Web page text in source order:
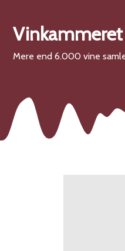
Vinkammeret
Mere end 6.000 vine